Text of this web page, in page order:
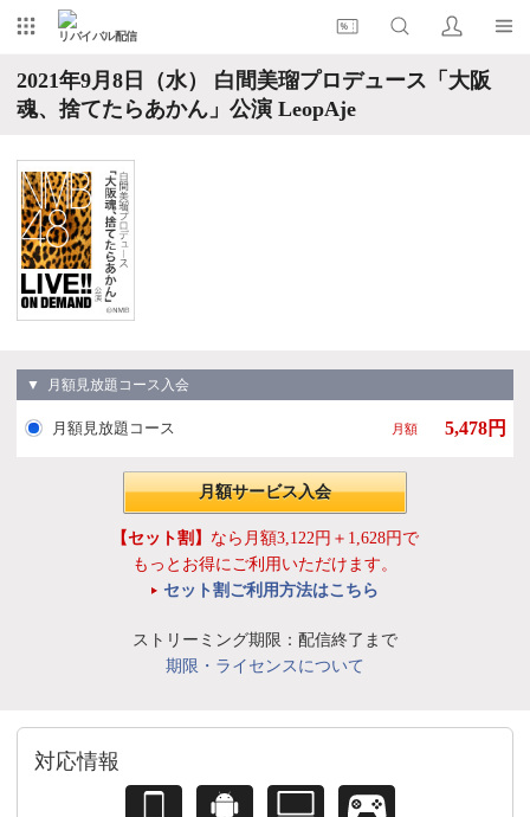
リバイバル配信
2021年9月8日（水） 白間美瑠プロデュース「大阪
魂、捨てたらあかん」公演 LeopAje
▼ 月額見放題コース入会
月額見放題コース 月額 5,478円
月額サービス入会
【セット割】 なら月額3,122円＋1,628円で
もっとお得にご利用いただけます。
セット割ご利用方法はこちら
ストリーミング期限：配信終了まで
期限・ライセンスについて
対応情報